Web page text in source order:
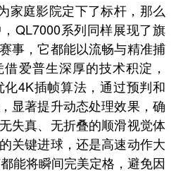
家庭影院定下了标杆，那么
QL7000系列同样展现了旗
事，它都能以流畅与精准捕
爱普生深厚的技术积淀，
4K插帧算法，通过预判和
显著提升动态处理效果，确
失真、无折叠的顺滑视觉体
关键进球，还是高速动作大
能将瞬间完美定格，避免因